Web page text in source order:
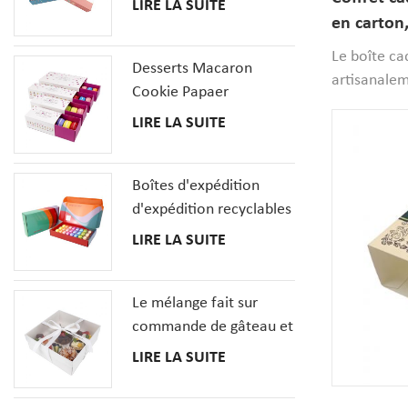
en
pour 8
à
Le boîte
recyclable
chaque
insertions
LIRE LA SUITE
Desserts Macaron
Cookie Papaer
Emballage Coffrets
LIRE LA SUITE
Boîtes d'expédition
d'expédition recyclables
pour la boîte en carton
macaron de beignet de
dessert
LIRE LA SUITE
Le mélange fait sur
commande de gâteau et
de petit gâteau de
de pâtisseries avec la
LIRE LA SUITE